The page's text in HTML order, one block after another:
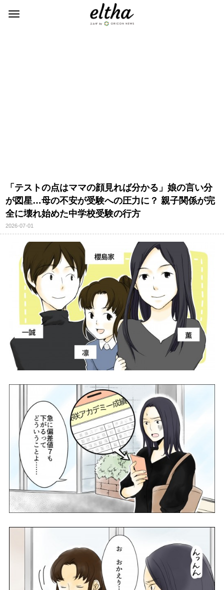
「テストの点はママの顔見れば分かる」娘の言い分
が図星…母の不安が受験への圧力に？ 親子関係が完
全に壊れ始めた中学校受験の行方
2026-07-01